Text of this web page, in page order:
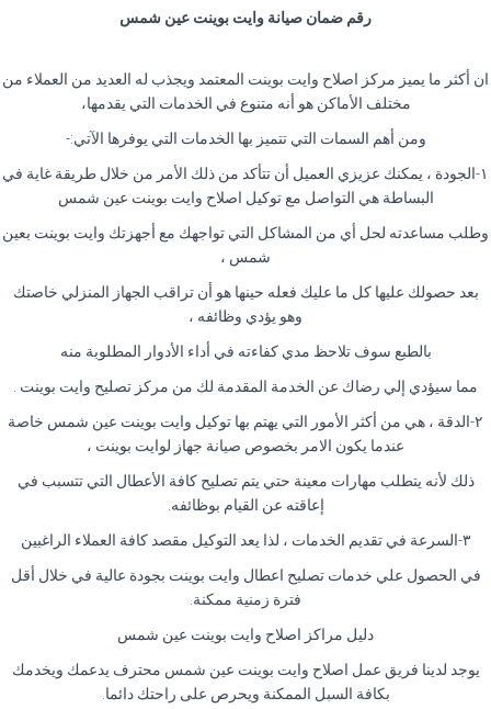
رقم ضمان صيانة وايت بوينت عين شمس
ان أكثر ما يميز مركز اصلاح وايت بوينت المعتمد ويجذب له العديد من العملاء من
مختلف الأماكن هو أنه متنوع في الخدمات التي يقدمها،
ومن أهم السمات التي تتميز بها الخدمات التي يوفرها الآتي:-
١-الجودة ، يمكنك عزيزي العميل أن تتأكد من ذلك الأمر من خلال طريقة غاية في
البساطة هي التواصل مع توكيل اصلاح وايت بوينت عين شمس
وطلب مساعدته لحل أي من المشاكل التي تواجهك مع أجهزتك وايت بوينت بعين
شمس ،
بعد حصولك عليها كل ما عليك فعله حينها هو أن تراقب الجهاز المنزلي خاصتك
وهو يؤدي وظائفه ،
بالطبع سوف تلاحظ مدي كفاءته في أداء الأدوار المطلوبة منه
مما سيؤدي إلي رضاك عن الخدمة المقدمة لك من مركز تصليح وايت بوينت .
٢-الدقة ، هي من أكثر الأمور التي يهتم بها توكيل وايت بوينت عين شمس خاصة
عندما يكون الامر بخصوص صيانة جهاز لوايت بوينت ،
ذلك لأنه يتطلب مهارات معينة حتي يتم تصليح كافة الأعطال التي تتسبب في
إعاقته عن القيام بوظائفه.
٣-السرعة في تقديم الخدمات ، لذا يعد التوكيل مقصد كافة العملاء الراغبين
في الحصول علي خدمات تصليح اعطال وايت بوينت بجودة عالية في خلال أقل
فترة زمنية ممكنة.
دليل مراكز اصلاح وايت بوينت عين شمس
يوجد لدينا فريق عمل اصلاح وايت بوينت عين شمس محترف يدعمك ويخدمك
بكافة السبل الممكنة ويحرص على راحتك دائما.